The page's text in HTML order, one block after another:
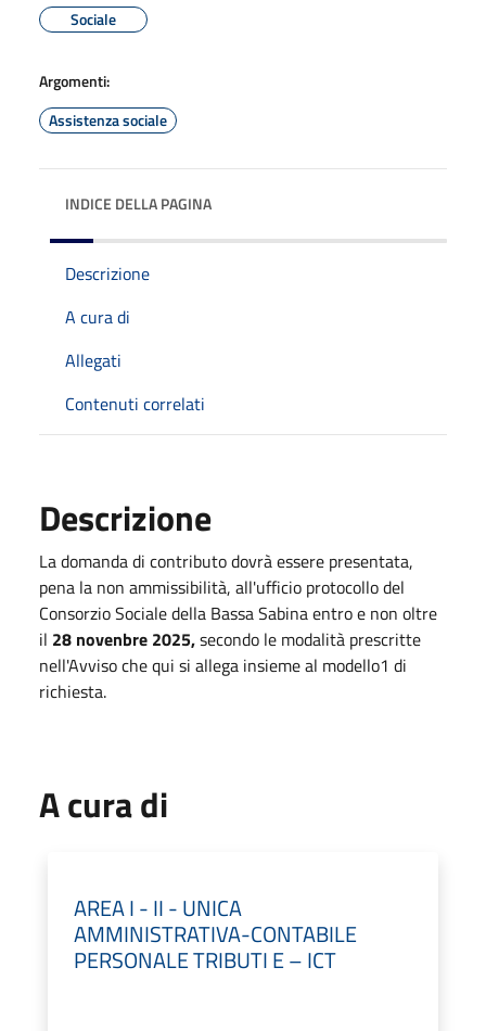
Sociale
Argomenti:
Assistenza sociale
INDICE DELLA PAGINA
Descrizione
A cura di
Allegati
Contenuti correlati
Descrizione
La domanda di contributo dovrà essere presentata,
pena la non ammissibilità, all'ufficio protocollo del
Consorzio Sociale della Bassa Sabina entro e non oltre
il 28 novenbre 2025,secondo le modalità prescritte
nell'Avviso che qui si allega insieme al modello1 di
richiesta.
A cura di
AREA I - II - UNICA
AMMINISTRATIVA-CONTABILE
PERSONALE TRIBUTI E – ICT